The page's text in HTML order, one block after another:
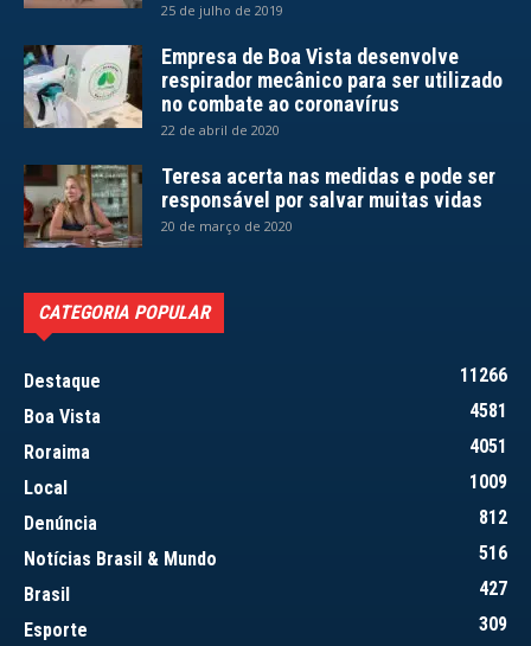
25 de julho de 2019
Empresa de Boa Vista desenvolve
respirador mecânico para ser utilizado
no combate ao coronavírus
22 de abril de 2020
Teresa acerta nas medidas e pode ser
responsável por salvar muitas vidas
20 de março de 2020
CATEGORIA POPULAR
Destaque
11266
Boa Vista
4581
Roraima
4051
Local
1009
Denúncia
812
Notícias Brasil & Mundo
516
Brasil
427
Esporte
309